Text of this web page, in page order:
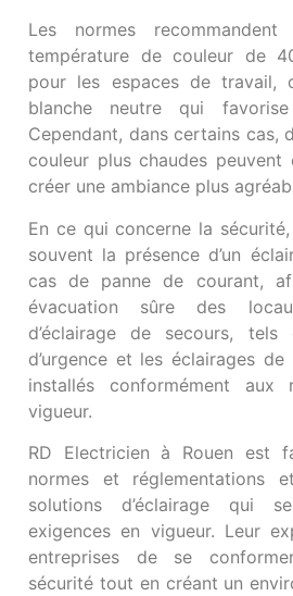
Les normes recommandent
température de couleur de
pour les espaces de travail,
blanche neutre qui
Cependant, dans certains cas,
couleur plus chaudes
créer une ambiance plus
En ce qui concerne la
souvent la présence d’un
cas de panne de courant,
évacuation sûre des
d’éclairage de secours, tels
d’urgence et les éclairages
installés conformément aux
vigueur.
RD Electricien à Rouen est
normes et réglementations
solutions d’éclairage qui
exigences en vigueur. Leur
entreprises de se
sécurité tout en créant un